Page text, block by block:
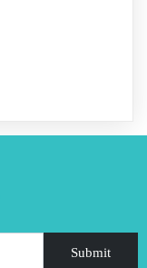
Submit